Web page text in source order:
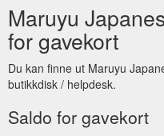
Maruyu
for gavekort
Du kan finne ut Maruyu
butikkdisk / helpdesk.
Saldo for gavekort